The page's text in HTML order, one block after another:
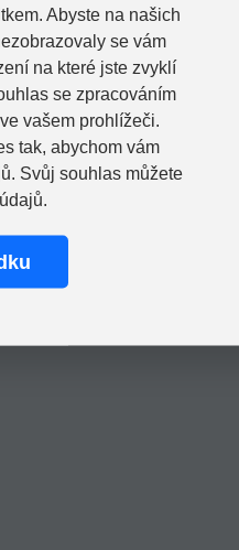
Abyste na našich
se vám
na které jste zvyklí
se zpracováním
vašem prohlížeči.
tak, abychom vám
Svůj souhlas můžete